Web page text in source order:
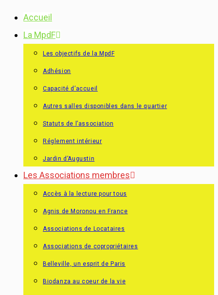
Skip Accueil
La MpdF
Les objectifs de la MpdF
Adhésion
Capacité d’accueil
Autres salles disponibles dans le quartier
Statuts de l’association
Réglement intérieur
Jardin d’Augustin
Les Associations membres
Accès à la lecture pour tous
Agnis de Moronou en France
Associations de Locataires
Associations de copropriétaires
Belleville, un esprit de Paris
Biodanza au coeur de la vie